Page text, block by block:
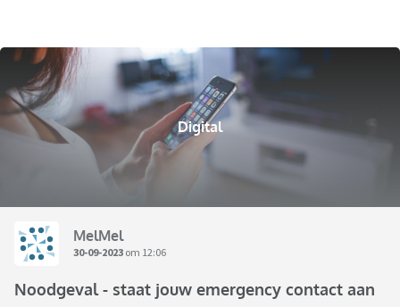
Digital
MelMel
30-09-2023 om 12:06
Noodgeval - staat jouw emergency contact aan